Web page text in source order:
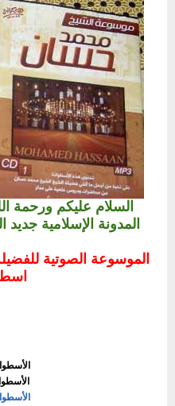
السلام عليكم ورحمة
المدونة الإسلامية